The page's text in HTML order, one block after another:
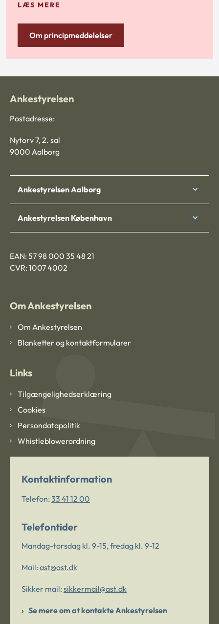
LÆS MERE
Om principmeddelelser
Ankestyrelsen
Postadresse:
Nytorv 7, 2. sal
9000 Aalborg
Ankestyrelsen Aalborg
Ankestyrelsen København
EAN: 57 98 000 35 48 21
CVR: 1007 4002
Om Ankestyrelsen
Om Ankestyrelsen
Blanketter og kontaktformularer
Links
Tilgængelighedserklæring
Cookies
Persondatapolitik
Whistleblowerordning
Kontaktinformation
Telefon: 33 41 12 00
Telefontider
Mandag-torsdag kl. 9-15, fredag kl. 9-12
Mail: ast@ast.dk
Sikker mail: sikkermail@ast.dk
Se mere om at kontakte Ankestyrelsen